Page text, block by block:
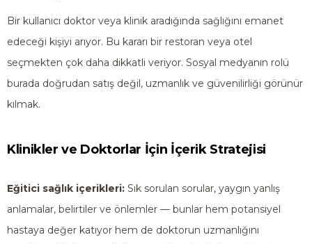
Bir kullanıcı doktor veya klinik aradığında sağlığını emanet
edeceği kişiyi arıyor. Bu kararı bir restoran veya otel
seçmekten çok daha dikkatli veriyor. Sosyal medyanın rolü
burada doğrudan satış değil, uzmanlık ve güvenilirliği görünür
kılmak.
Klinikler ve Doktorlar İçin İçerik Stratejisi
Eğitici sağlık içerikleri: Sık sorulan sorular, yaygın yanlış
anlamalar, belirtiler ve önlemler — bunlar hem potansiyel
hastaya değer katıyor hem de doktorun uzmanlığını